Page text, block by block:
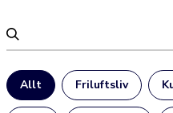
Allt Friluftsliv